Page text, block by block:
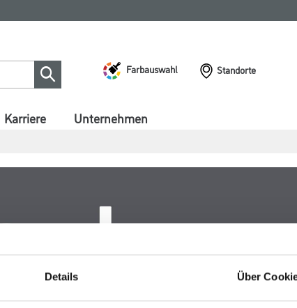
Details Über
Farbauswahl
Standorte
Karriere Unternehmen